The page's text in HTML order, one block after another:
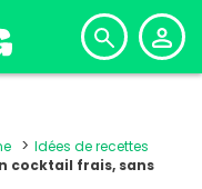
Idées de recettes
cocktail frais, sans